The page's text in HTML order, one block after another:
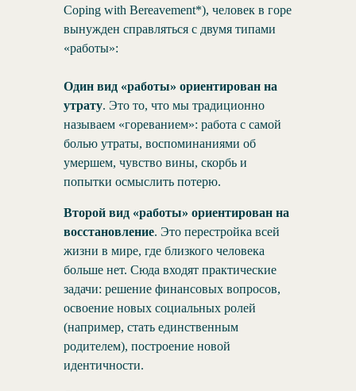
Coping with Bereavement*), человек в горе
вынужден справляться с двумя типами
«работы»:
Один вид «работы» ориентирован на
утрату. Это то, что мы традиционно
называем «гореванием»: работа с самой
болью утраты, воспоминаниями об
умершем, чувство вины, скорбь и
попытки осмыслить потерю.
Второй вид «работы» ориентирован на
восстановление. Это перестройка всей
жизни в мире, где близкого человека
больше нет. Сюда входят практические
задачи: решение финансовых вопросов,
освоение новых социальных ролей
(например, стать единственным
родителем), построение новой
идентичности.